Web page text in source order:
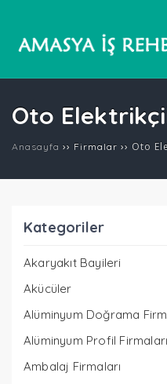
Oto
Anasayfa ›› Firmalar ›› Oto
Kategoriler
Akaryakıt Bayileri
Akücüler
Alüminyum Doğrama
Alüminyum Profil Firmaları
Ambalaj Firmaları